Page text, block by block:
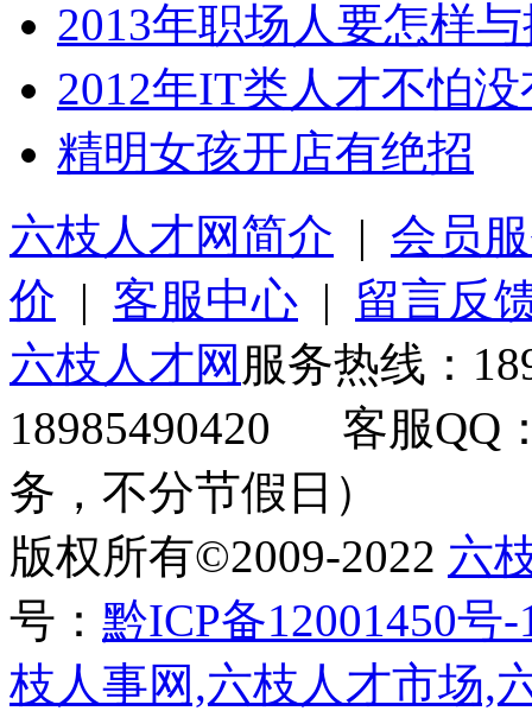
2013年职场人要怎样
2012年IT类人才不怕
精明女孩开店有绝招
六枝人才网简介 | 会员
价 | 客服中心 | 留言反
六枝人才网 服务热线：
18985490420 客服QQ
务，不分节假日）
版权所有©2009-2022 六
号： 黔ICP备12001450号-
枝人事网,六枝人才市场,